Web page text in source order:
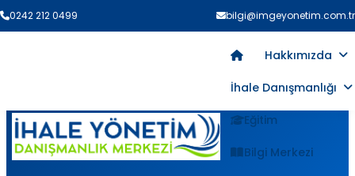
0242 212 0499 bilgi@imgeyonetim.com.tr
Hakkımızda
İhale Danışmanlığı
Eğitim
Bilgi Merkezi